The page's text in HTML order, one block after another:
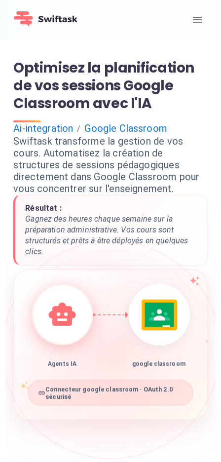
Optimisez la planification
de vos sessions Google
Classroom avec l'IA
Ai-integration / Google Classroom
Swiftask transforme la gestion de vos
cours. Automatisez la création de
structures de sessions pédagogiques
directement dans Google Classroom pour
vous concentrer sur l'enseignement.
Résultat :
Gagnez des heures chaque semaine sur la
préparation administrative. Vos cours sont
structurés et prêts à être déployés en quelques
clics.
Agents IA google classroom
Connecteur google classroom · OAuth 2.0
sécurisé